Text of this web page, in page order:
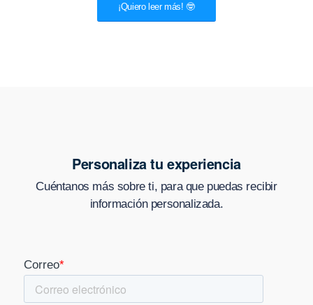
¡Quiero leer más! 🤓
Personaliza tu experiencia
Cuéntanos más sobre ti, para que puedas recibir
información personalizada.